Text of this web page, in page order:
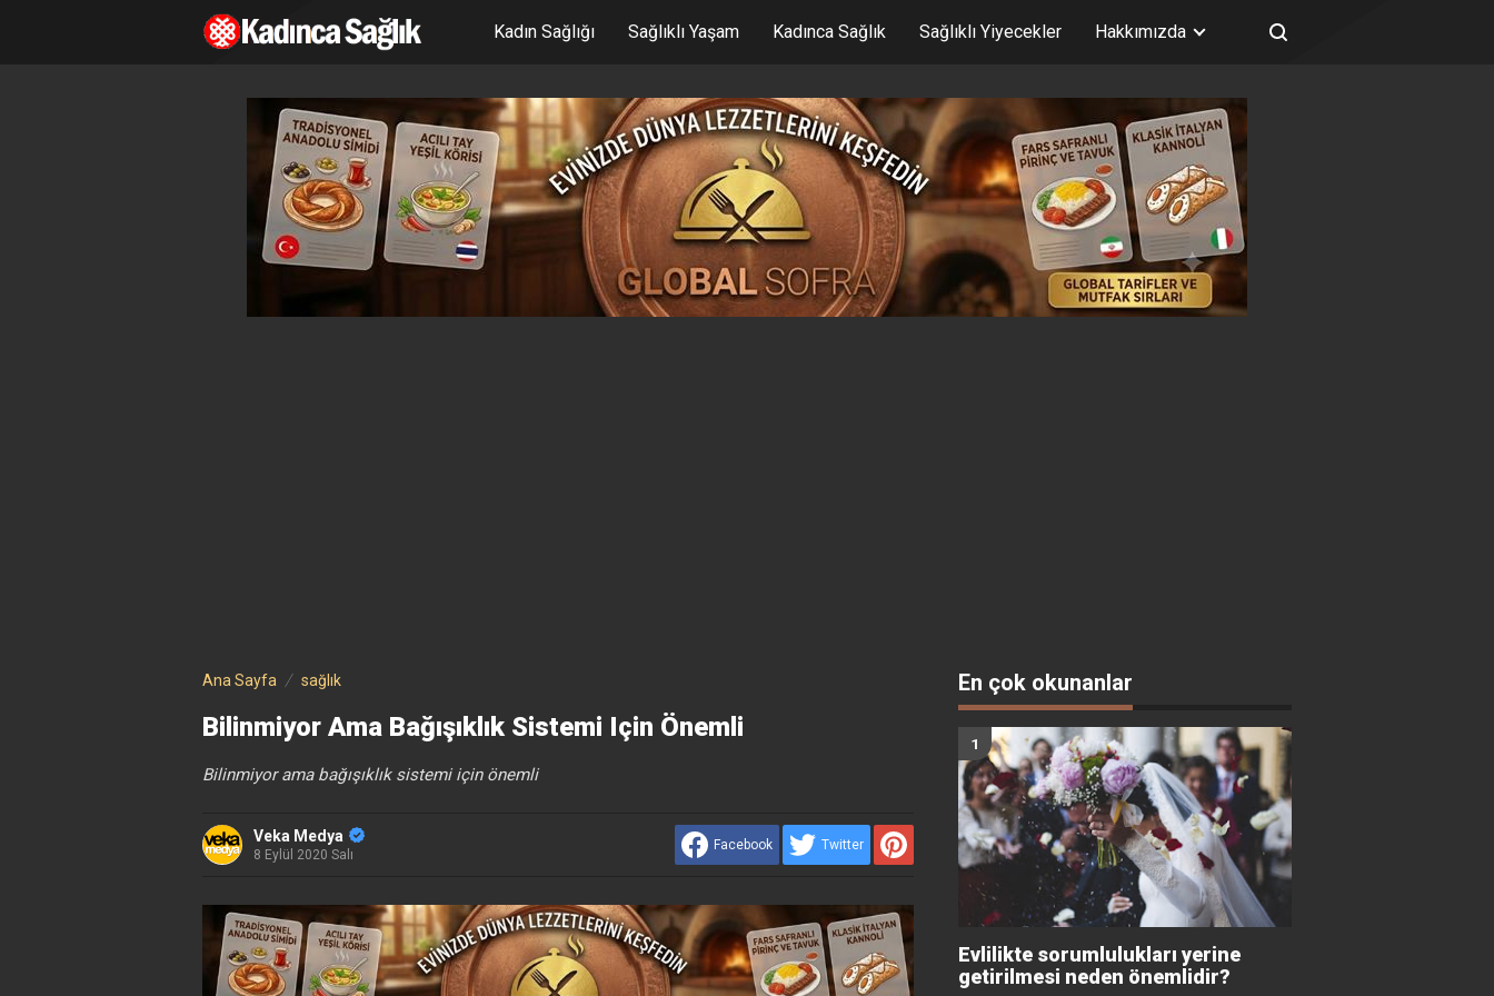
Kadın Sağlığı Sağlıklı Yaşam Kadınca Sağlık Sağlıklı Yiyecekler Hakkımızda
Ana Sayfa sağlık
Bilinmiyor Ama Bağışıklık Sistemi Için Önemli
Bilinmiyor ama bağışıklık sistemi için önemli
Veka Medya
8 Eylül 2020 Salı
Facebook Twitter
En çok okunanlar
Evlilikte sorumlulukları yerine
getirilmesi neden önemlidir?